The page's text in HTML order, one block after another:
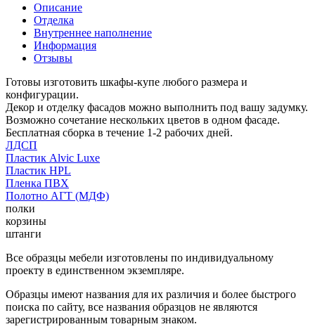
Описание
Отделка
Внутреннее наполнение
Информация
Отзывы
Готовы изготовить шкафы-купе любого размера и
конфигурации.
Декор и отделку фасадов можно выполнить под вашу задумку.
Возможно сочетание нескольких цветов в одном фасаде.
Бесплатная сборка в течение 1-2 рабочих дней.
ЛДСП
Пластик Alvic Luxe
Пластик HPL
Пленка ПВХ
Полотно АГТ (МДФ)
полки
корзины
штанги
Все образцы мебели изготовлены по индивидуальному
проекту в единственном экземпляре.
Образцы имеют названия для их различия и более быстрого
поиска по сайту, все названия образцов не являются
зарегистрированным товарным знаком.